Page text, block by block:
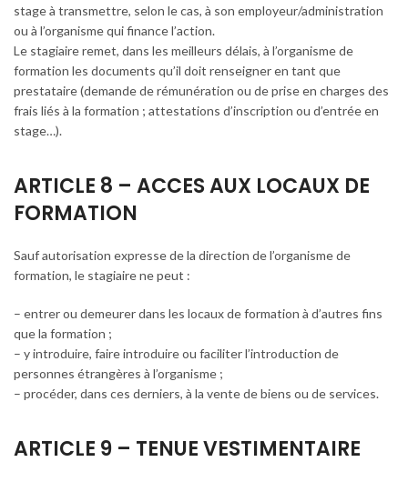
stage à transmettre, selon le cas, à son employeur/administration
ou à l’organisme qui finance l’action.
Le stagiaire remet, dans les meilleurs délais, à l’organisme de
formation les documents qu’il doit renseigner en tant que
prestataire (demande de rémunération ou de prise en charges des
frais liés à la formation ; attestations d’inscription ou d’entrée en
stage…).
ARTICLE 8 – ACCES AUX LOCAUX DE
FORMATION
Sauf autorisation expresse de la direction de l’organisme de
formation, le stagiaire ne peut :
– entrer ou demeurer dans les locaux de formation à d’autres fins
que la formation ;
– y introduire, faire introduire ou faciliter l’introduction de
personnes étrangères à l’organisme ;
– procéder, dans ces derniers, à la vente de biens ou de services.
ARTICLE 9 – TENUE VESTIMENTAIRE